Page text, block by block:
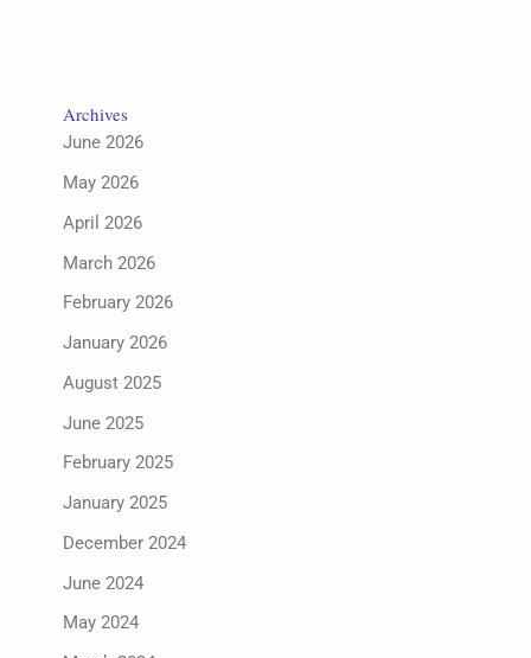
Archives
June 2026
May 2026
April 2026
March 2026
February 2026
January 2026
August 2025
June 2025
February 2025
January 2025
December 2024
June 2024
May 2024